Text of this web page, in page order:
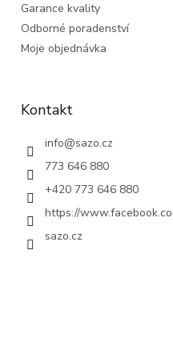
Garance kvality
Odborné poradenství
Moje objednávka
Kontakt
info@sazo.cz
773 646 880
+420 773 646 880
https://
sazo.cz